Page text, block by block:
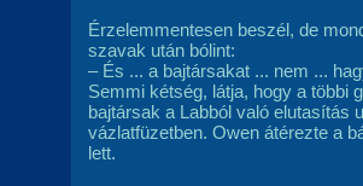
Érzelemmentesen beszél, de
szavak után bólint:
– És ... a bajtársakat ... nem ...
Semmi kétség, látja, hogy a többi
bajtársak a Labból való elutasítás
vázlatfüzetben. Owen átérezte a
lett.